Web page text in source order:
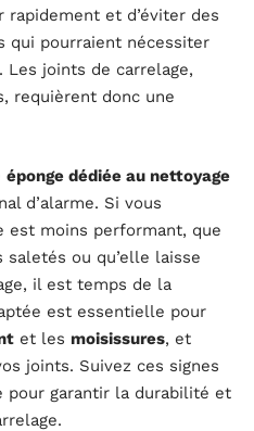
rapidement et d’éviter des
qui pourraient nécessiter
Les joints de carrelage,
requièrent donc une
éponge dédiée au nettoyage
d’alarme. Si vous
est moins performant, que
saletés ou qu’elle laisse
il est temps de la
est essentielle pour
et les moisissures, et
joints. Suivez ces signes
pour garantir la durabilité et